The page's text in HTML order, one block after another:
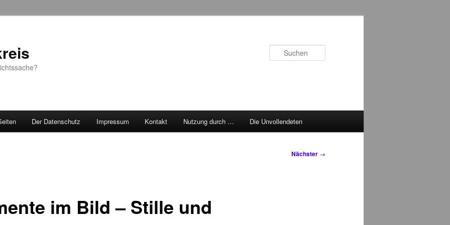
Der Datenschutz Impressum Kontakt Nutzung durch … Die Unvollendeten
Nächster →
im Bild – Stille und